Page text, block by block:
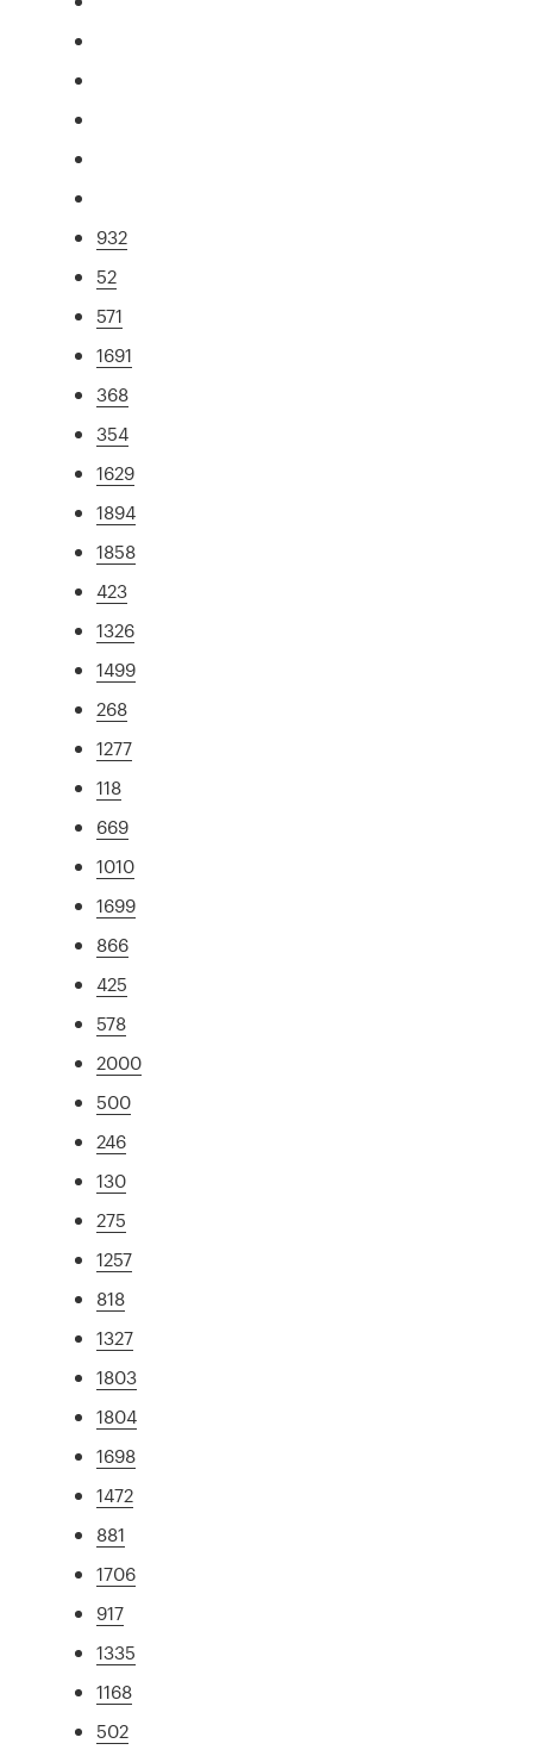
932
52
571
1691
368
354
1629
1894
1858
423
1326
1499
268
1277
118
669
1010
1699
866
425
578
2000
500
246
130
275
1257
818
1327
1803
1804
1698
1472
881
1706
917
1335
1168
502